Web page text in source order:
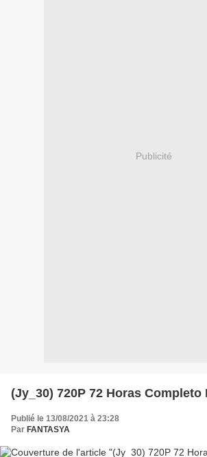
Publicité
(Jy_30) 720P 72 Horas Completo
Publié le 13/08/2021 à 23:28
Par FANTASYA